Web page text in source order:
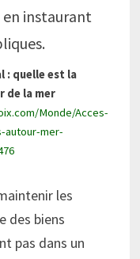
en instaurant
: quelle est la
de la mer
Monde/Acces-
autour-mer-
les
des biens
pas dans un